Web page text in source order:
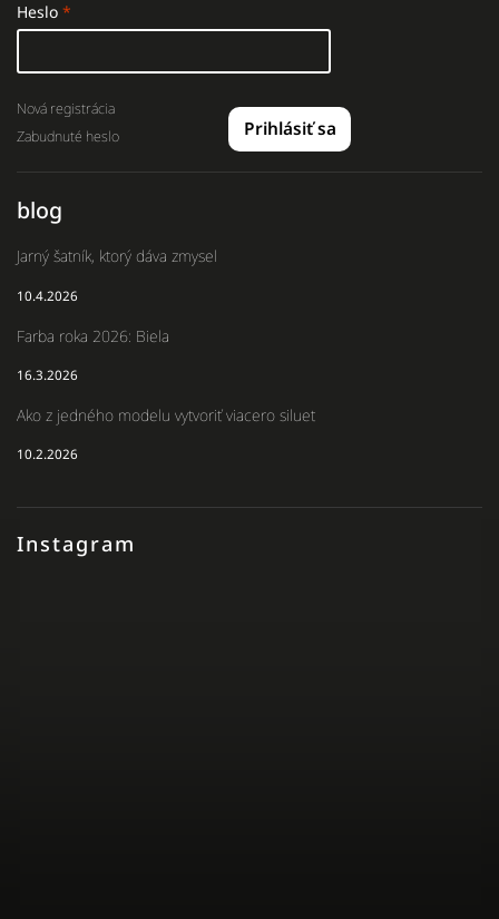
Instagram
Heslo
Prihlásiť sa
Nová registrácia
Zabudnuté heslo
blog
Jarný šatník, ktorý dáva zmysel
10.4.2026
Farba roka 2026: Biela
16.3.2026
Ako z jedného modelu vytvoriť viacero siluet
10.2.2026